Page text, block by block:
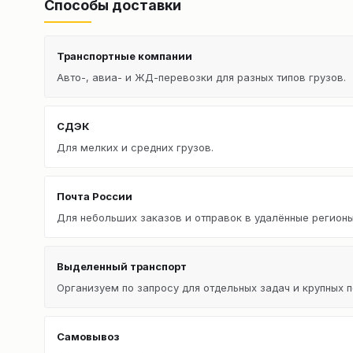
Способы доставки
Транспортные компании
Авто-, авиа- и ЖД-перевозки для разных типов грузов.
СДЭК
Для мелких и средних грузов.
Почта России
Для небольших заказов и отправок в удалённые
Выделенный транспорт
Организуем по запросу для отдельных задач и крупных
Самовывоз